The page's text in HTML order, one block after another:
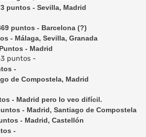
puntos - Sevilla, Madrid
puntos - Barcelona (?)
- Málaga, Sevilla, Granada
- Madrid
puntos -
-
de Compostela, Madrid
- Madrid pero lo veo difícil.
- Madrid, Santiago de Compostela
- Madrid, Castellón
-